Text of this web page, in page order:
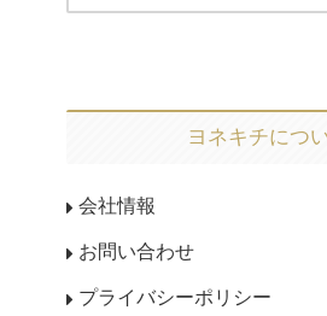
ヨネキチにつ
会社情報
お問い合わせ
プライバシーポリシー